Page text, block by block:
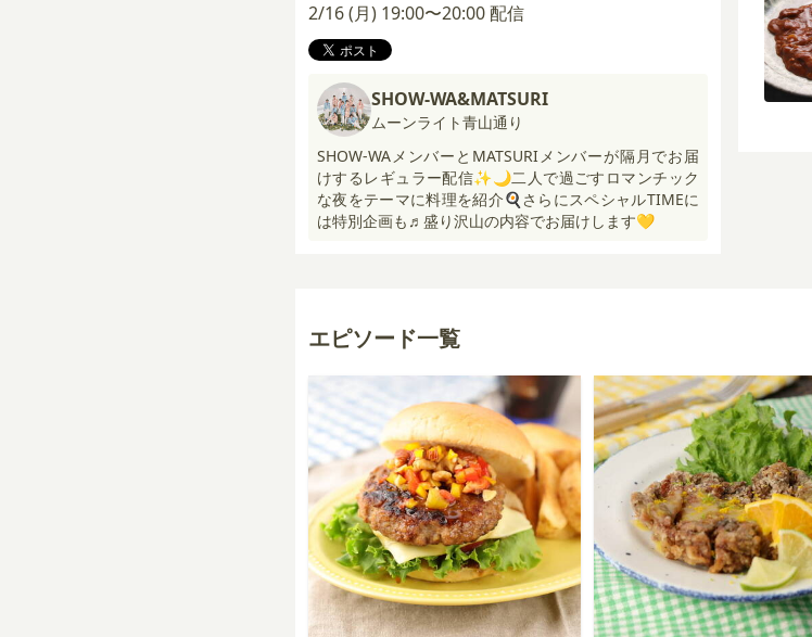
2/16 (月) 19:00〜20:00 配信
SHOW-WA&MATSURI
ムーンライト青山通り
SHOW-WAメンバーとMATSURIメンバーが隔月でお届
けするレギュラー配信✨🌙二人で過ごすロマンチック
な夜をテーマに料理を紹介🍳さらにスペシャルTIMEに
は特別企画も♬盛り沢山の内容でお届けします💛
エピソード一覧